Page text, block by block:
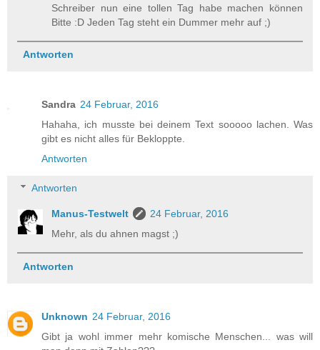
Schreiber nun eine tollen Tag habe machen können
Bitte :D Jeden Tag steht ein Dummer mehr auf ;)
Antworten
Sandra 24 Februar, 2016
Hahaha, ich musste bei deinem Text sooooo lachen. Was
gibt es nicht alles für Bekloppte.
Antworten
Antworten
Manus-Testwelt
24 Februar, 2016
Mehr, als du ahnen magst ;)
Antworten
Unknown 24 Februar, 2016
Gibt ja wohl immer mehr komische Menschen... was will